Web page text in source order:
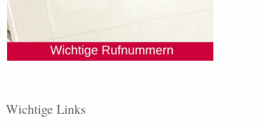
Wichtige Links